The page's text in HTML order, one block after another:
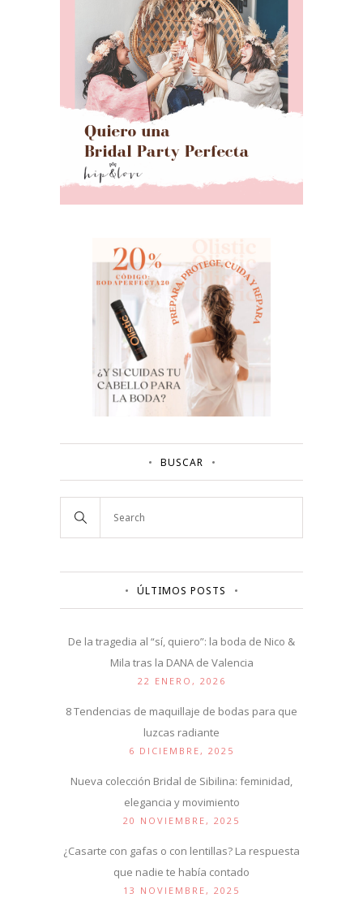
BUSCAR
ÚLTIMOS POSTS
De la tragedia al “sí, quiero”: la boda de Nico &
Mila tras la DANA de Valencia
22 ENERO, 2026
8 Tendencias de maquillaje de bodas para que
luzcas radiante
6 DICIEMBRE, 2025
Nueva colección Bridal de Sibilina: feminidad,
elegancia y movimiento
20 NOVIEMBRE, 2025
¿Casarte con gafas o con lentillas? La respuesta
que nadie te había contado
13 NOVIEMBRE, 2025